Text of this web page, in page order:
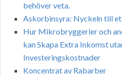
behöver veta.
Askorbinsyra: Nyckeln till
Hur Mikrobryggerier och
kan Skapa Extra Inkomst
Investeringskostnader
Koncentrat av Rabarber